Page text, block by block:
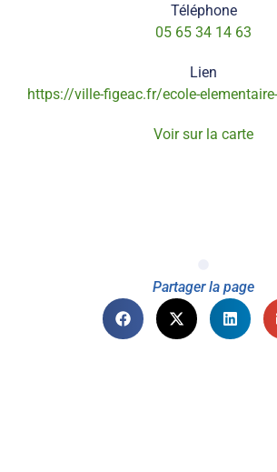
Téléphone
05 65 34 14 63
Lien
https://ville-figeac.fr/ecole-
Voir sur la carte
Partager la page